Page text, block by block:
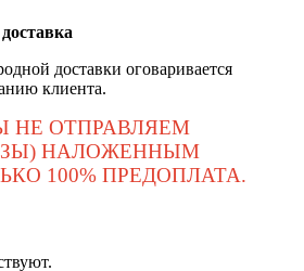
доставки оговаривается
клиента.
НЕ ОТПРАВЛЯЕМ
НАЛОЖЕННЫМ
100% ПРЕДОПЛАТА.